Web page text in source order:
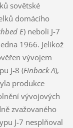
sovětské
domácího
E) neboli J-7
1966. Jelikož
vývojem
J-8 (Finback A),
produkce
vývojových
zvažovaného
J-7 nesplňoval